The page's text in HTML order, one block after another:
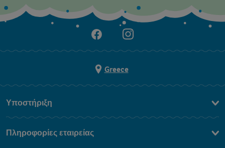
Greece
Υποστήριξη
Συχνές ερωτήσεις
Πληροφορίες εταιρείας